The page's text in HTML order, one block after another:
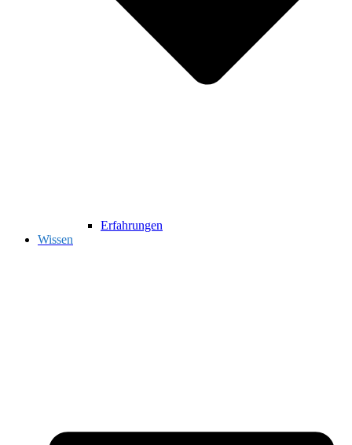
Erfahrungen
Wissen